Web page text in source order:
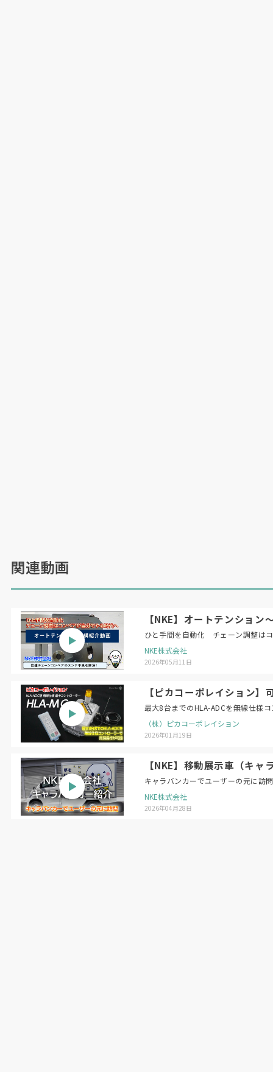
関連動画
【NKE】オートテンショ
ひと手間を自動化 チェーン調整は
NKE株式会社
2026年05月11日
【ピカコーポレイション
最大8台までのHLA-ADCを無線仕様
（株）ピカコーポレイション
2026年01月19日
【NKE】移動展示車（キ
キャラバンカーでユーザーの元に訪問
NKE株式会社
2026年04月28日